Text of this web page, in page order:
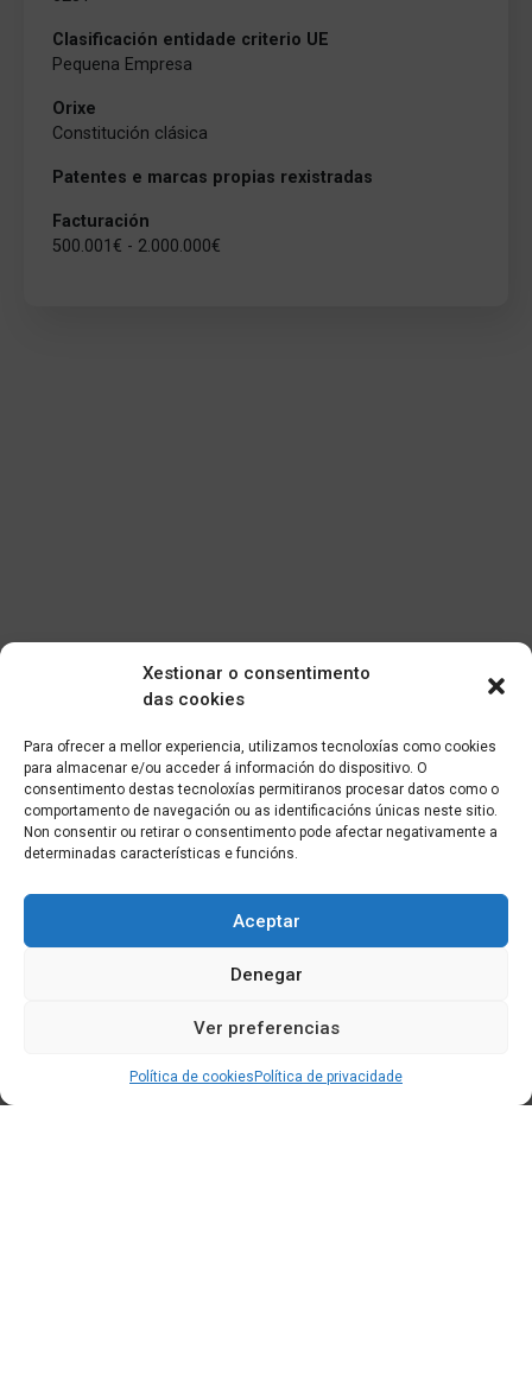
Xestionar o consentimento
das cookies
Para ofrecer a mellor experiencia, utilizamos tecnoloxías como cookies
para almacenar e/ou acceder á información do dispositivo. O
consentimento destas tecnoloxías permitiranos procesar datos como o
comportamento de navegación ou as identificacións únicas neste sitio.
Non consentir ou retirar o consentimento pode afectar negativamente a
determinadas características e funcións.
Aceptar
Denegar
Ver preferencias
Política de cookies Política de privacidade
Clasificación entidade criterio UE
Pequena Empresa
Orixe
Constitución clásica
Patentes e marcas propias rexistradas
Facturación
500.001€ - 2.000.000€